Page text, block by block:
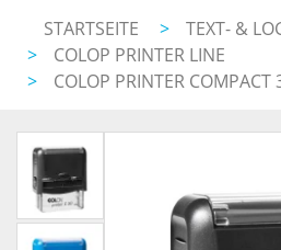
STARTSEITE
>
TEXT- &
>
COLOP PRINTER LINE
>
COLOP PRINTER COMPACT